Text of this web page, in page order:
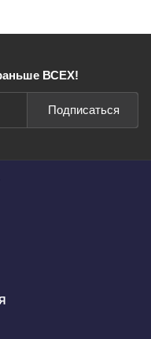
ВСЕХ!
Подписаться